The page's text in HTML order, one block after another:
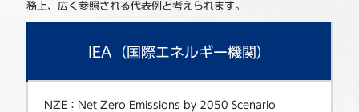
務上、広く参照される代表例と考えられます。
IEA（国際エネルギー機関）
NZE：Net Zero Emissions by 2050 Scenario